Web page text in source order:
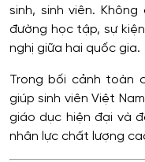
sinh, sinh viên.
đường học tập, sự
nghị giữa hai quốc gia.
Trong bối cảnh toàn
giúp sinh viên Việt
giáo dục hiện đại và
nhân lực chất lượng